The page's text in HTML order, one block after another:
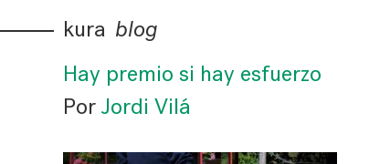
kura blog
Hay premio si hay esfuerzo
Por Jordi Vilá